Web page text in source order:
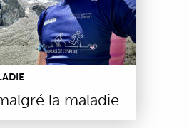
la maladie